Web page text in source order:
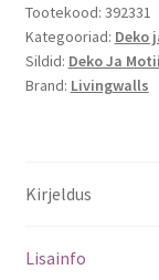
Tootekood: 392331
Kategooriad: Deko
Sildid: Deko Ja
Brand: Livingwalls
Kirjeldus
Lisainfo